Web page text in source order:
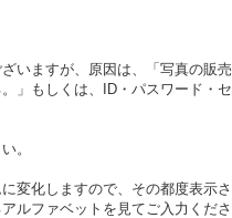
いますが、原因は、「写真の販売
」もしくは、ID・パスワード・セ
。
変化しますので、その都度表示さ
ルファベットを見てご入力くださ